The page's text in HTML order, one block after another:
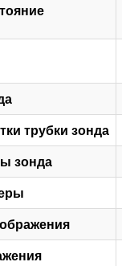
трубки зонда
зонда